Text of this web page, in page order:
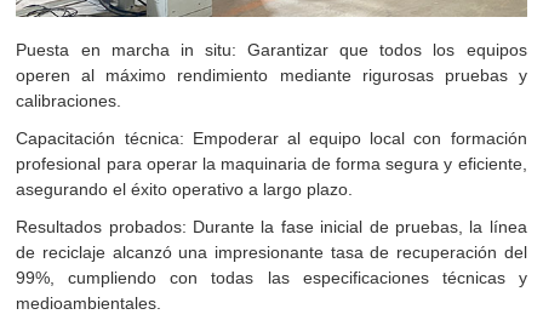
Puesta en marcha in situ: Garantizar que todos los equipos
operen al máximo rendimiento mediante rigurosas pruebas y
calibraciones.
Capacitación técnica: Empoderar al equipo local con formación
profesional para operar la maquinaria de forma segura y eficiente,
asegurando el éxito operativo a largo plazo.
Resultados probados: Durante la fase inicial de pruebas, la línea
de reciclaje alcanzó una impresionante tasa de recuperación del
99%, cumpliendo con todas las especificaciones técnicas y
medioambientales.